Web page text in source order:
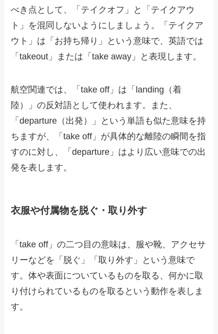
べき点として、「テイクオフ」と「テイクアウ
ト」を混同しないようにしましょう。「テイクア
ウト」は「お持ち帰り」という意味で、英語では
「takeout」または「take away」と表現します。
航空関連では、「take off」は「landing（着
陸）」の反対語として使われます。また、
「departure（出発）」という単語も似た意味を持
ちますが、「take off」が具体的な離陸の瞬間を指
すのに対し、「departure」はより広い意味での出
発を表します。
衣服や付属物を脱ぐ・取り外す
「take off」の二つ目の意味は、服や靴、アクセサ
リーなどを「脱ぐ」「取り外す」という意味で
す。体や表面についているものを取る、何かに取
り付けられているものを取るという動作を表しま
す。